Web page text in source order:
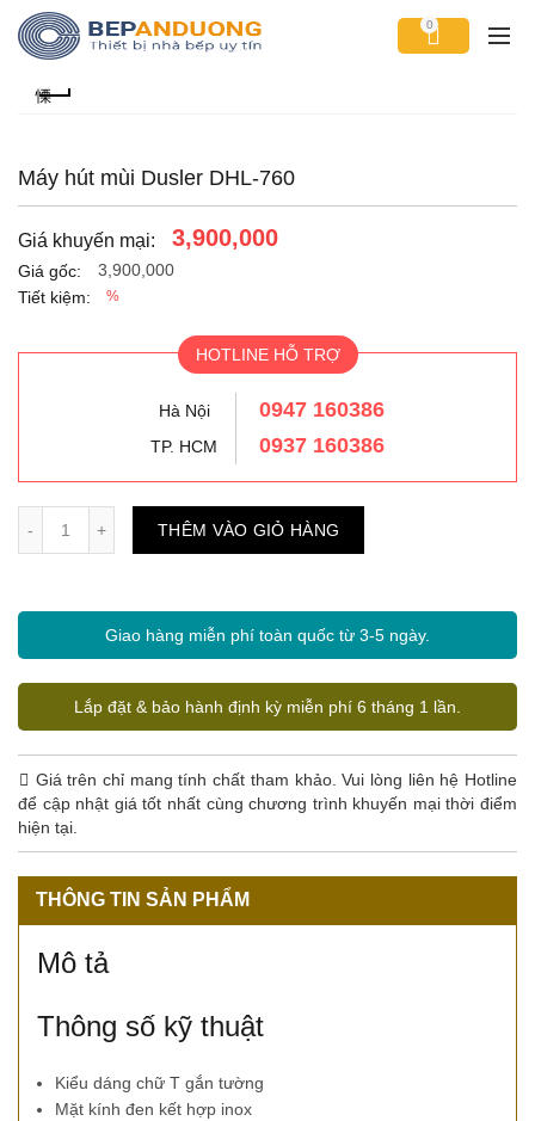
0
Máy hút mùi Dusler DHL-760
Giá khuyến mại: 3,900,000
Giá gốc:
3,900,000
Tiết kiệm:
%
HOTLINE HỖ TRỢ
Hà Nội 0947 160386
TP. HCM 0937 160386
THÊM VÀO GIỎ HÀNG
Giao hàng miễn phí toàn quốc từ 3-5 ngày.
Lắp đặt & bảo hành định kỳ miễn phí 6 tháng 1 lần.
Giá trên chỉ mang tính chất tham khảo. Vui lòng liên hệ Hotline
để cập nhật giá tốt nhất cùng chương trình khuyến mại thời điểm
hiện tại.
THÔNG TIN SẢN PHẨM
Mô tả
Thông số kỹ thuật
Kiểu dáng chữ T gắn tường
Mặt kính đen kết hợp inox